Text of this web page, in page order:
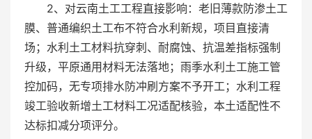
2、对云南土工工程直接影响：老旧薄款防渗土工
膜、普通编织土工布不符合水利新规，项目直接清
场；水利土工材料抗穿刺、耐腐蚀、抗温差指标强制
升级，平原通用材料无法落地；雨季水利土工施工管
控加码，无专项排水防冲刷方案不予开工；水利工程
竣工验收新增土工材料工况适配核验，本土适配性不
达标扣减分项评分。